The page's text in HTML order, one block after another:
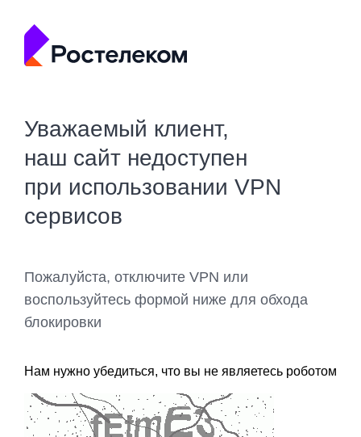
Уважаемый клиент,
наш сайт недоступен
при использовании VPN
сервисов
Пожалуйста, отключите VPN или
воспользуйтесь формой ниже для обхода
блокировки
Нам нужно убедиться, что вы не являетесь роботом